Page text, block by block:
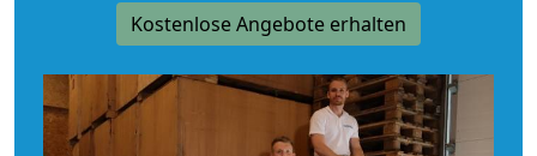
Kostenlose Angebote erhalten